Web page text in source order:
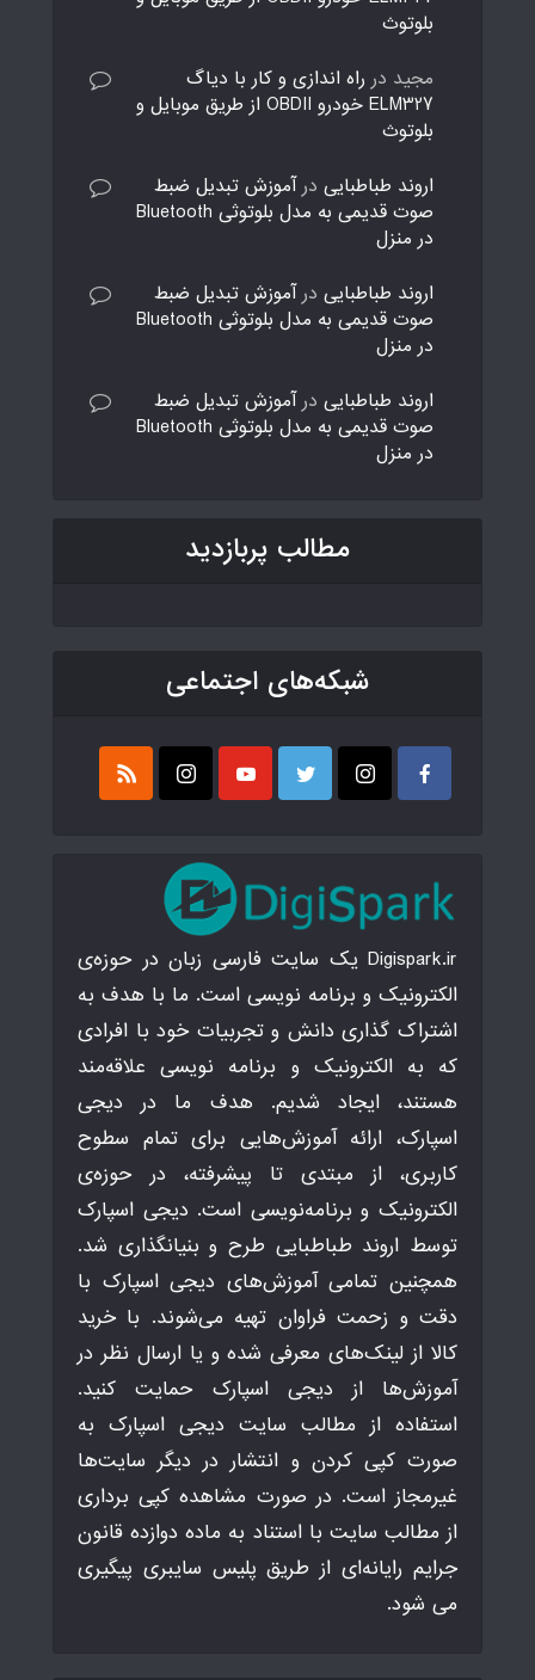
بلوتوث
مجید در راه اندازی و کار با دیاگ
ELM327 خودرو OBDII از طریق موبایل و
بلوتوث
اروند طباطبایی درآموزش تبدیل ضبط
صوت قدیمی به مدل بلوتوثی Bluetooth
در منزل
اروند طباطبایی درآموزش تبدیل ضبط
صوت قدیمی به مدل بلوتوثی Bluetooth
در منزل
اروند طباطبایی درآموزش تبدیل ضبط
صوت قدیمی به مدل بلوتوثی Bluetooth
در منزل
مطالب پربازدید
شبکه‌های اجتماعی
Digispark.ir یک سایت فارسی زبان در حوزه‌ی
الکترونیک و برنامه نویسی است. ما با هدف به
اشتراک گذاری دانش و تجربیات خود با افرادی
که به الکترونیک و برنامه نویسی علاقه‌مند
هستند، ایجاد شدیم. هدف ما در دیجی
اسپارک، ارائه آموزش‌هایی برای تمام سطوح
کاربری، از مبتدی تا پیشرفته، در حوزه‌ی
الکترونیک و برنامه‌نویسی است. دیجی اسپارک
توسط اروند طباطبایی طرح و بنیانگذاری شد.
همچنین تمامی آموزش‌های دیجی اسپارک با
دقت و زحمت فراوان تهیه می‌شوند. با خرید
کالا از لینک‌های معرفی شده و یا ارسال نظر در
آموزش‌ها از دیجی اسپارک حمایت کنید.
استفاده از مطالب سایت دیجی اسپارک به
صورت کپی کردن و انتشار در دیگر سایت‌ها
غیرمجاز است. در صورت مشاهده کپی برداری
از مطالب سایت با استناد به ماده دوازده قانون
جرایم رایانه‌ای از طریق پلیس سایبری پیگیری
می شود.